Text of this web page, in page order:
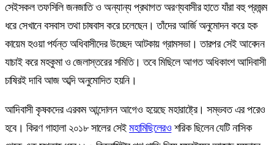
সেইসকল তফসিলি জনজাতি ও অন্যান্য প্রথাগত অরণ্যবাসীর হাতে যাঁরা বহু প্রজন্ম
ধরে সেখানে বসবাস তথা চাষবাস করে চলেছেন। তাঁদের আর্জি অনুমোদন করে হক
কায়েম হওয়া পর্যন্ত অধিবাসীদের উচ্ছেদ আটকায় গ্রামসভা। তারপর সেই আবেদন
যাচাই করে মহকুমা ও জেলাস্তরের সমিতি। তবে মিছিলে আগত অধিকাংশ আদিবাসী
চাষিরই দাবি আজ অব্দি অনুমোদিত হয়নি।
আদিবাসী কৃষকদের এরকম আন্দোলন আগেও হয়েছে মহারাষ্ট্রে। সম্ভবত এর পরেও
হবে। কিরণ গাহালা ২০১৮ সালের সেইমহামিছিলেরও শরিক ছিলেন যেটি নাসিক